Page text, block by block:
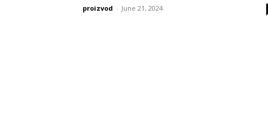
proizvod - June 21, 2024